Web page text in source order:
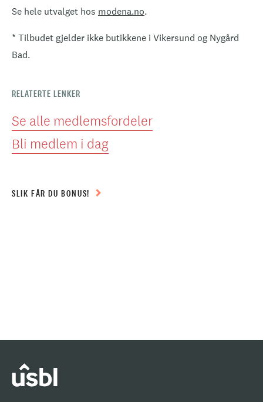
Se hele utvalget hos modena.no.
* Tilbudet gjelder ikke butikkene i Vikersund og Nygård
Bad.
RELATERTE LENKER
Se alle medlemsfordeler
Bli medlem i dag
SLIK FÅR DU BONUS!